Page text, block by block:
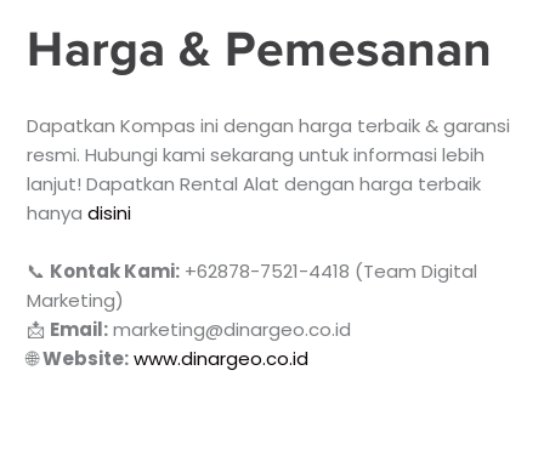
Harga & Pemesanan
Dapatkan Kompas ini dengan harga terbaik & garansi
resmi. Hubungi kami sekarang untuk informasi lebih
lanjut! Dapatkan Rental Alat dengan harga terbaik
hanyadisini
📞 Kontak Kami: +62878-7521-4418 (Team Digital
Marketing)
📩 Email:marketing@dinargeo.co.id
🌐Website: www.dinargeo.co.id